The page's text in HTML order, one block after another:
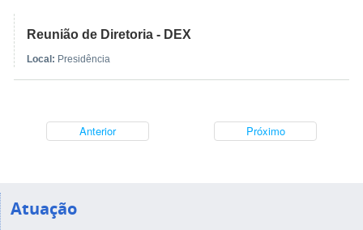
Reunião de Diretoria - DEX
Local: Presidência
Anterior Próximo
Atuação